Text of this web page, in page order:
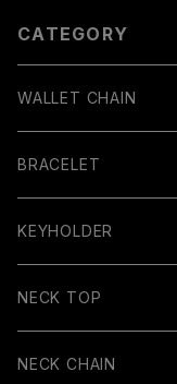
CATEGORY
WALLET CHAIN
BRACELET
BANGLE
KEYHOLDER
NECK TOP
NECK CHAIN